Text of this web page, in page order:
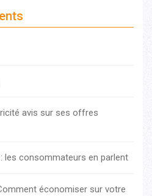
avis sur ses offres
les consommateurs en parlent
économiser sur votre